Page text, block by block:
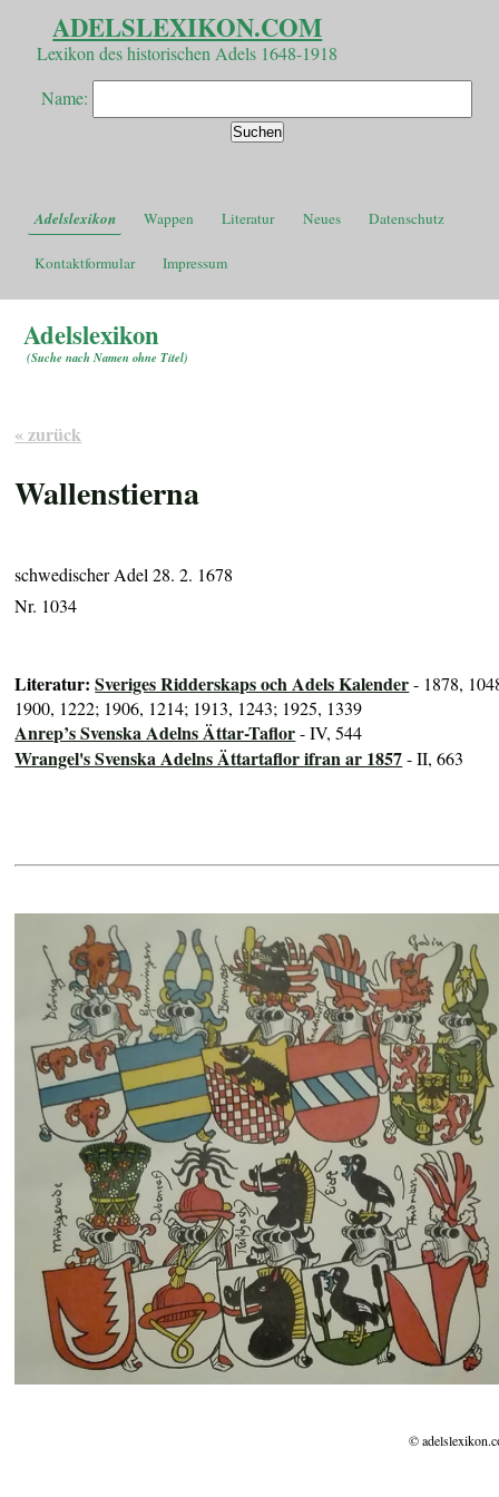
ADELSLEXIKON.COM
Lexikon des historischen Adels 1648-1918
Name:
Adelslexikon Wappen Literatur Neues Datenschutz
Kontaktformular Impressum
Adelslexikon
(Suche nach Namen ohne Titel)
« zurück
Wallenstierna
schwedischer Adel 28. 2. 1678
Nr. 1034
Literatur:Sveriges Ridderskaps och Adels Kalender- 1878,
1900, 1222; 1906, 1214; 1913, 1243; 1925, 1339
Anrep’s Svenska Adelns Ättar-Taflor- IV, 544
Wrangel's Svenska Adelns Ättartaflor ifran ar 1857- II, 663
©